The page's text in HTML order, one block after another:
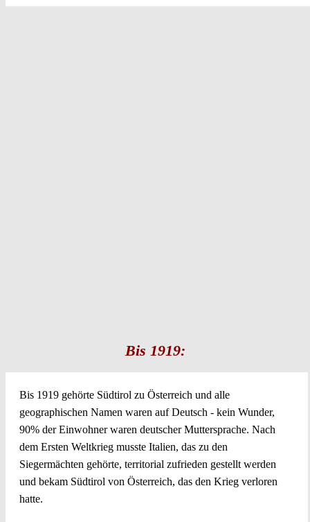
Bis 1919:
Bis 1919 gehörte Südtirol zu Österreich und alle
geographischen Namen waren auf Deutsch - kein Wunder,
90% der Einwohner waren deutscher Muttersprache. Nach
dem Ersten Weltkrieg musste Italien, das zu den
Siegermächten gehörte, territorial zufrieden gestellt werden
und bekam Südtirol von Österreich, das den Krieg verloren
hatte.